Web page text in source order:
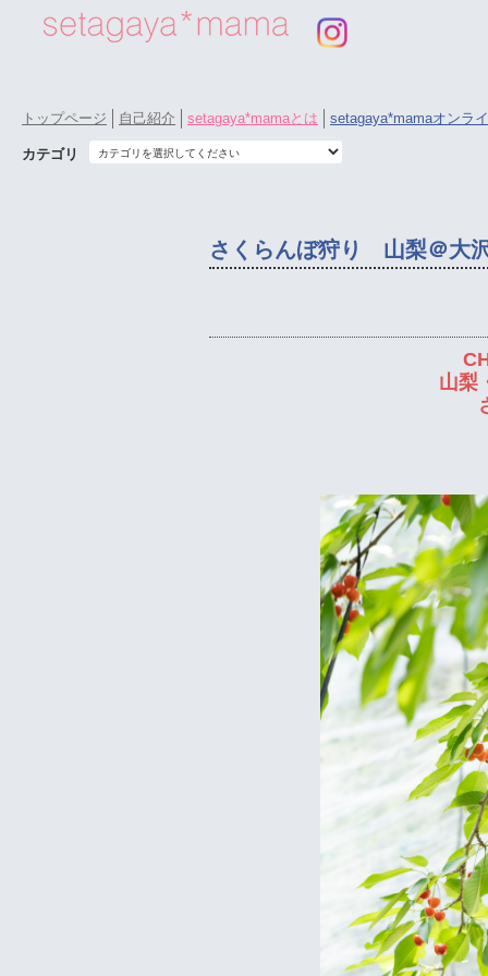
トップページ 自己紹介 setagaya*mamaとは setagaya*mamaオンラ
カテゴリ
さくらんぼ狩り 山梨＠
山梨